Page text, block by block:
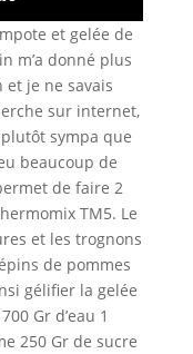
et gelée de
m’a donné plus
et je ne savais
sur internet,
sympa que
beaucoup de
de faire 2
TM5. Le
et les trognons
de pommes
gélifier la gelée
Gr d’eau 1
250 Gr de sucre